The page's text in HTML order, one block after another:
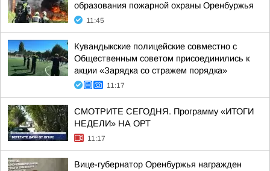
образования пожарной охраны Оренбуржья
11:45
Кувандыкские полицейские совместно с
Общественным советом присоединились к
акции «Зарядка со стражем порядка»
11:17
СМОТРИТЕ СЕГОДНЯ. Программу «ИТОГИ
НЕДЕЛИ» НА ОРТ
11:17
Вице-губернатор Оренбуржья награжден